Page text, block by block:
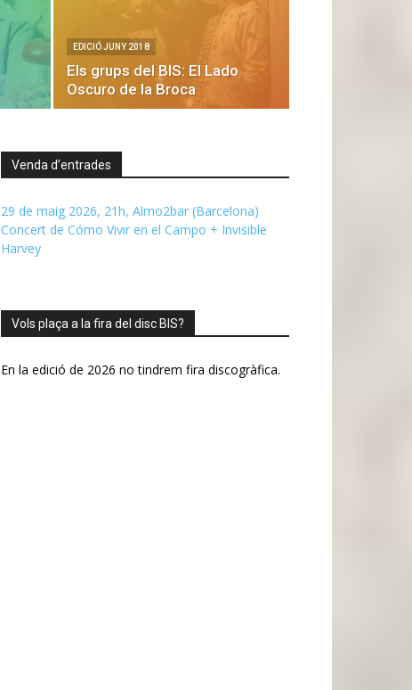
EDICIÓ JUNY 2018
Els grups del BIS: El Lado
Oscuro de la Broca
Venda d’entrades
29 de maig 2026, 21h, Almo2bar (Barcelona)
Concert de Cómo Vivir en el Campo + Invisible
Harvey
Vols plaça a la fira del disc BIS?
En la edició de 2026 no tindrem fira discogràfica.